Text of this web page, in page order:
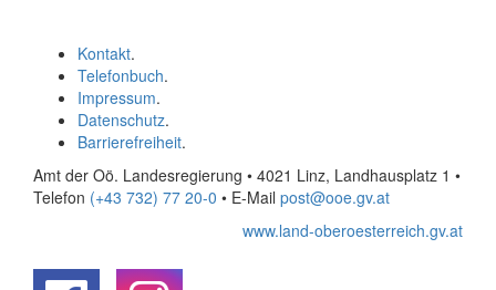
Kontakt.
Telefonbuch.
Impressum.
Datenschutz.
Barrierefreiheit.
Amt der Oö. Landesregierung • 4021 Linz, Landhausplatz 1 •
Telefon (+43 732) 77 20-0 • E-Mail post@ooe.gv.at
www.land-oberoesterreich.gv.at